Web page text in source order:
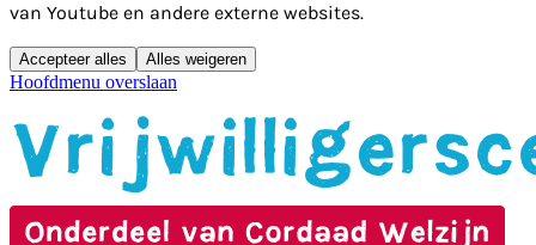
van Youtube en andere externe websites.
Accepteer alles Alles weigeren
Hoofdmenu overslaan